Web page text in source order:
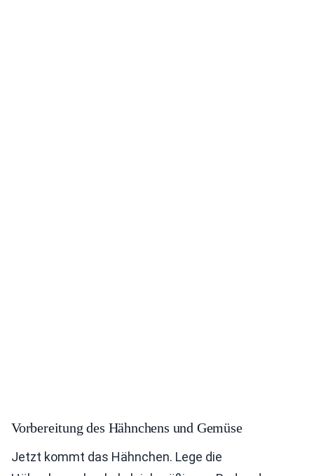
Vorbereitung des Hähnchens und Gemüse
Jetzt kommt das Hähnchen. Lege die